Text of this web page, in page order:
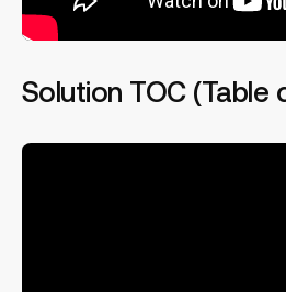
Solution TOC (Table